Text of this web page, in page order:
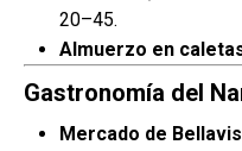
20–45.
Almuerzo en
Gastronomía del
Mercado de